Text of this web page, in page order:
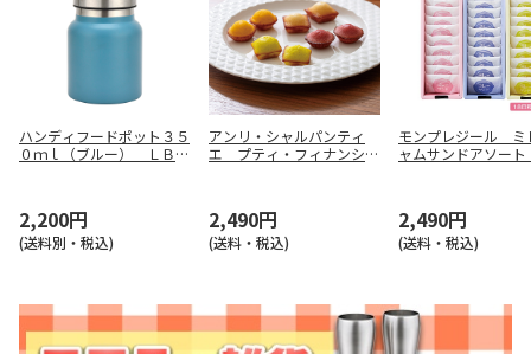
ハンディフードポット３５
０ｍｌ（ブルー） ＬＢ－
2,200円
(送料別・税込)
アンリ・シャルパンティ
エ プティ・フィナンシェ
2,490円
(送料・税込)
モンプレジール ミ
ャムサンドアソート
2,490円
(送料・税込)